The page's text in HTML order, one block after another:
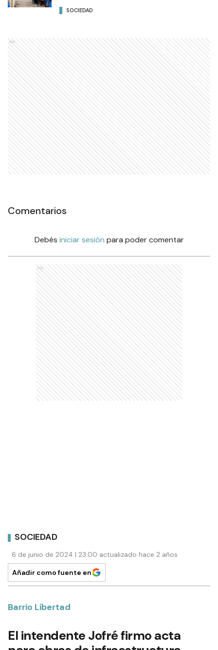
SOCIEDAD
Ads
Comentarios
Debés iniciar sesión para poder comentar
Ads
SOCIEDAD
6 de junio de 2024 | 23:00 actualizado hace 2 años
Añadir como fuente en
Barrio Libertad
El intendente Jofré firmo acta